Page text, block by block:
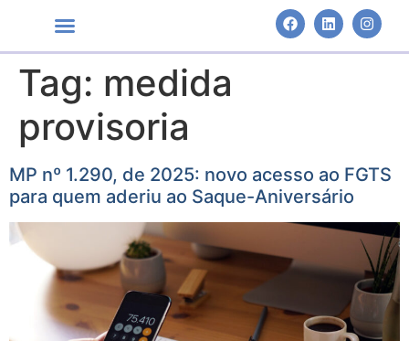
Tag: medida
provisoria
MP nº 1.290, de 2025: novo acesso ao FGTS
para quem aderiu ao Saque-Aniversário